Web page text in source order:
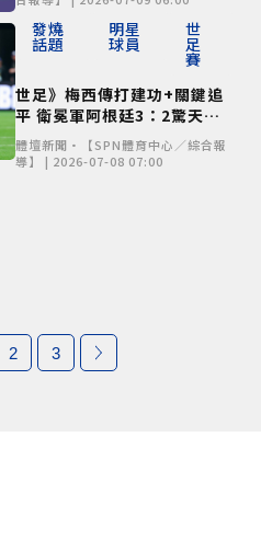
發燒
話題
明星
球員
世
足
賽
世足》梅西傳打建功+關鍵追
平 衛冕軍阿根廷3：2驚天逆
轉埃及挺進8強
體壇新聞•【SPN體育中心／綜合報
導】 | 2026-07-08 07:00
2 3